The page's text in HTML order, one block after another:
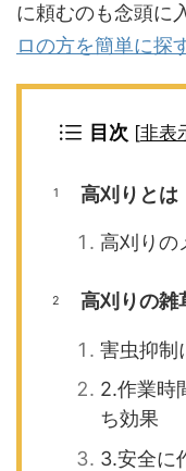
に頼むのも念頭に
ロの方を簡単に探
目次 [非表
高刈りとは
高刈りの
高刈りの雑
害虫抑制
2.作業時
ち効果
3.安全に